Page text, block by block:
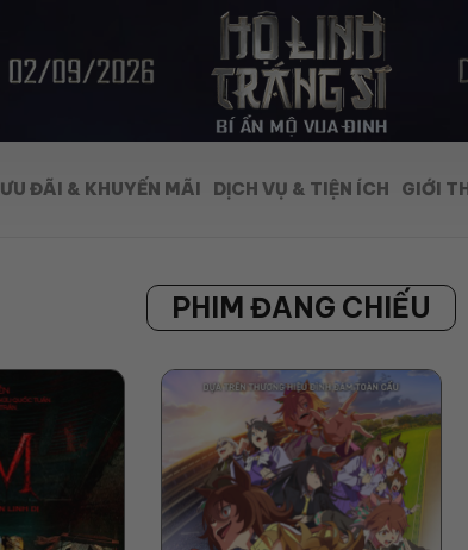
ƯU ĐÃI & KHUYẾN MÃI DỊCH VỤ & TIỆN ÍCH GIỚI
PHIM ĐANG CHIẾU